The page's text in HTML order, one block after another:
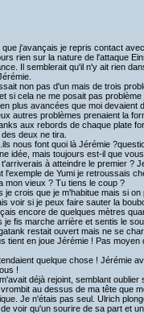
que j'avançais je repris contact
rien sur la nature de l'attaque
Il semblerait qu'il n'y ait rien
non pas d'un mais de trois
si cela ne me posait pas
plus avancées que moi devaient
autres problèmes prenaient la
aux rebords de chaque plate
deux ne tira.
nous font quoi là Jérémie
idée, mais toujours est-il que
à atteindre le premier ?
l'exemple de Yumi je retroussais
mon vieux ? Tu tiens le coup ?
je crois que je m'habitue mais si
voir si je peux faire sauter la
encore de quelques mètres
je fis marche arrière et sentis le
restait ouvert mais ne se
tient en joue Jérémie ! Pas
quelque chose ! Jérémie
!
déjà rejoint, semblant
au dessus de ma tête que
Je n'étais pas seul. Ulrich
voir qu'un sourire de sa part et